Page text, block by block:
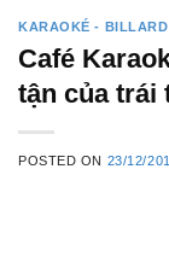
KARAOKÉ -
Café
tận của trái
POSTED ON 23/12/